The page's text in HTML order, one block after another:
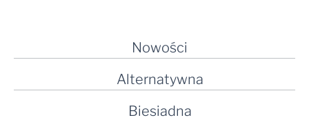
Nowości
Alternatywna
Biesiadna